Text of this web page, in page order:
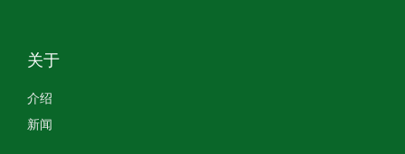
关于
介绍
新闻